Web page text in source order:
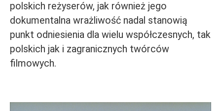
polskich reżyserów, jak również jego
dokumentalna wrażliwość nadal stanowią
punkt odniesienia dla wielu współczesnych, tak
polskich jak i zagranicznych twórców
filmowych.